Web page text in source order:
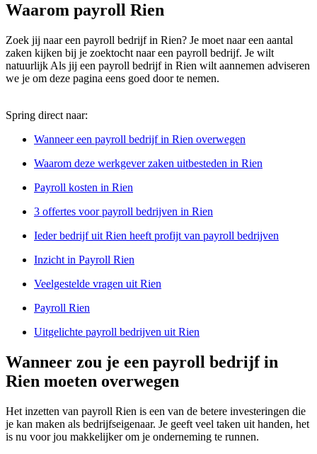
Waarom payroll Rien
Zoek jij naar een payroll bedrijf in Rien? Je moet naar een aantal
zaken kijken bij je zoektocht naar een payroll bedrijf. Je wilt
natuurlijk Als jij een payroll bedrijf in Rien wilt aannemen adviseren
we je om deze pagina eens goed door te nemen.
Spring direct naar:
Wanneer een payroll bedrijf in Rien overwegen
Waarom deze werkgever zaken uitbesteden in Rien
Payroll kosten in Rien
3 offertes voor payroll bedrijven in Rien
Ieder bedrijf uit Rien heeft profijt van payroll bedrijven
Inzicht in Payroll Rien
Veelgestelde vragen uit Rien
Payroll Rien
Uitgelichte payroll bedrijven uit Rien
Wanneer zou je een payroll bedrijf in
Rien moeten overwegen
Het inzetten van payroll Rien is een van de betere investeringen die
je kan maken als bedrijfseigenaar. Je geeft veel taken uit handen, het
is nu voor jou makkelijker om je onderneming te runnen.